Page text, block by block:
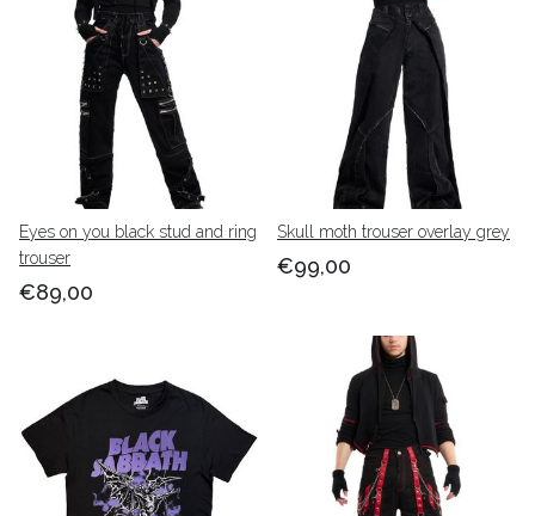
Eyes on you black stud and ring
trouser
€89,00
Skull moth trouser overlay grey
€99,00